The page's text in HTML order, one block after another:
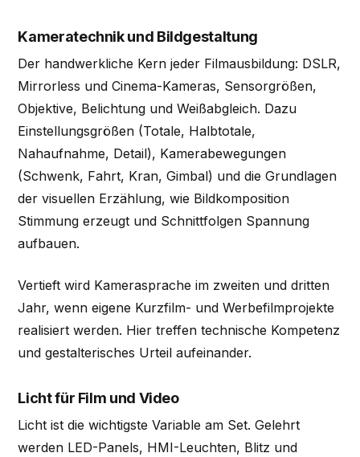
Kameratechnik und Bildgestaltung
Der handwerkliche Kern jeder Filmausbildung: DSLR,
Mirrorless und Cinema-Kameras, Sensorgrößen,
Objektive, Belichtung und Weißabgleich. Dazu
Einstellungsgrößen (Totale, Halbtotale,
Nahaufnahme, Detail), Kamerabewegungen
(Schwenk, Fahrt, Kran, Gimbal) und die Grundlagen
der visuellen Erzählung, wie Bildkomposition
Stimmung erzeugt und Schnittfolgen Spannung
aufbauen.
Vertieft wird Kamerasprache im zweiten und dritten
Jahr, wenn eigene Kurzfilm- und Werbefilmprojekte
realisiert werden. Hier treffen technische Kompetenz
und gestalterisches Urteil aufeinander.
Licht für Film und Video
Licht ist die wichtigste Variable am Set. Gelehrt
werden LED-Panels, HMI-Leuchten, Blitz und